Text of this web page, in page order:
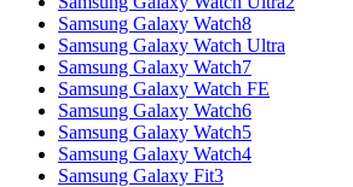
Samsung Galaxy Watch8
Samsung Galaxy Watch Ultra
Samsung Galaxy Watch7
Samsung Galaxy Watch FE
Samsung Galaxy Watch6
Samsung Galaxy Watch5
Samsung Galaxy Watch4
Samsung Galaxy Fit3